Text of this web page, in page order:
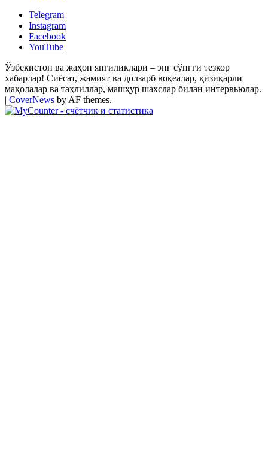
Telegram
Instagram
Facebook
YouTube
Ўзбекистон ва жаҳон янгиликлари – энг сўнгги тезкор
хабарлар! Сиёсат, жамият ва долзарб воқеалар, қизиқарли
мақолалар ва таҳлиллар, машҳур шахслар билан интервьюлар.
| CoverNews by AF themes.